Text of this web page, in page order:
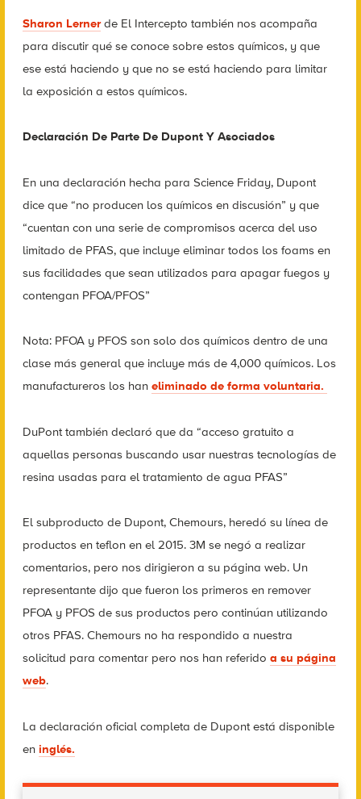
Sharon Lernerde El Intercepto también nos acompaña
para discutir qué se conoce sobre estos químicos, y que
ese está haciendo y que no se está haciendo para limitar
la exposición a estos químicos.
Declaración De Parte De Dupont Y Asociados
En una declaración hecha para Science Friday, Dupont
dice que “no producen los químicos en discusión” y que
“cuentan con una serie de compromisos acerca del uso
limitado de PFAS, que incluye eliminar todos los foams en
sus facilidades que sean utilizados para apagar fuegos y
contengan PFOA/PFOS”
Nota: PFOA y PFOS son solo dos químicos dentro de una
clase más general que incluye más de 4,000 químicos. Los
manufactureros los han eliminado de forma voluntaria.
DuPont también declaró que da “acceso gratuito a
aquellas personas buscando usar nuestras tecnologías de
resina usadas para el tratamiento de agua PFAS”
El subproducto de Dupont, Chemours, heredó su línea de
productos en teflon en el 2015. 3M se negó a realizar
comentarios, pero nos dirigieron a su página web. Un
representante dijo que fueron los primeros en remover
PFOA y PFOS de sus productos pero continúan utilizando
otros PFAS. Chemours no ha respondido a nuestra
solicitud para comentar pero nos han referido a su página
web.
La declaración oficial completa de Dupont está disponible
en inglés.